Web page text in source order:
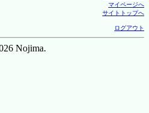
マイページへ
サイトトップへ
ログアウト
Nojima.